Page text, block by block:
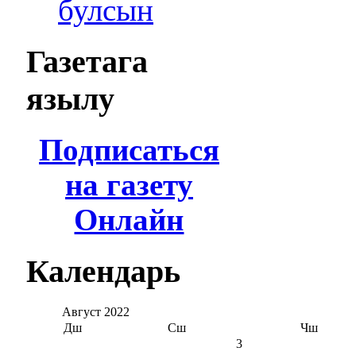
булсын
Газетага
язылу
Подписаться
на газету
Онлайн
Календарь
Август 2022
Дш
Сш Чш
3